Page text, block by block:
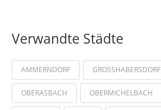
Verwandte Städte
AMMERNDORF GROSSHABERSDORF
OBERASBACH OBERMICHELBACH